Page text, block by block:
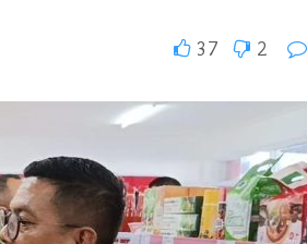
37 2